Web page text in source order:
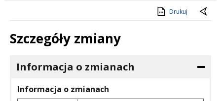
Drukuj
Szczegóły zmiany
Informacja o zmianach
Informacja o zmianach